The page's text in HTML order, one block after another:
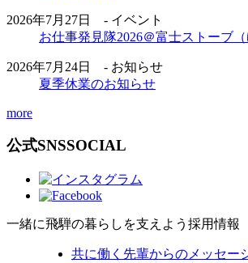
2026年7月27日 - イベント
お仕事発見隊2026＠富士ストーブ（
2026年7月24日 - お知らせ
夏季休業のお知らせ
more
公式SNSSOCIAL
一緒に飛騨の暮らしを支えよう 採用情報
共に働く先輩からのメッセー